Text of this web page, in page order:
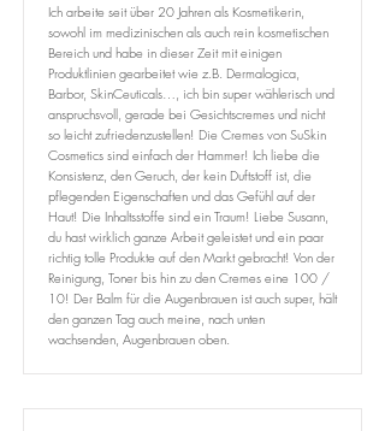
Ich arbeite seit über 20 Jahren als Kosmetikerin,
sowohl im medizinischen als auch rein kosmetischen
Bereich und habe in dieser Zeit mit einigen
Produktlinien gearbeitet wie z.B. Dermalogica,
Barbor, SkinCeuticals…, ich bin super wählerisch und
anspruchsvoll, gerade bei Gesichtscremes und nicht
so leicht zufriedenzustellen! Die Cremes von SuSkin
Cosmetics sind einfach der Hammer! Ich liebe die
Konsistenz, den Geruch, der kein Duftstoff ist, die
pflegenden Eigenschaften und das Gefühl auf der
Haut! Die Inhaltsstoffe sind ein Traum! Liebe Susann,
du hast wirklich ganze Arbeit geleistet und ein paar
richtig tolle Produkte auf den Markt gebracht! Von der
Reinigung, Toner bis hin zu den Cremes eine 100 /
10! Der Balm für die Augenbrauen ist auch super, hält
den ganzen Tag auch meine, nach unten
wachsenden, Augenbrauen oben.